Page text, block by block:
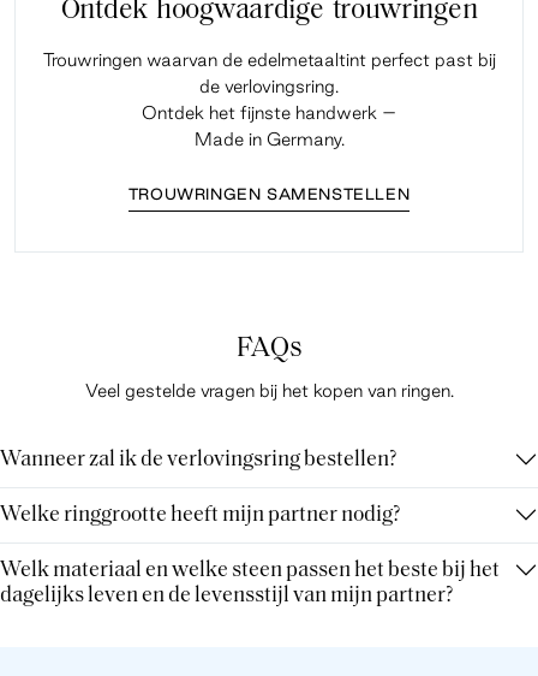
Ontdek hoogwaardige trouwringen
Trouwringen waarvan de edelmetaaltint perfect past bij
de verlovingsring.
Ontdek het fijnste handwerk –
Made in Germany.
TROUWRINGEN SAMENSTELLEN
FAQs
Veel gestelde vragen bij het kopen van ringen.
Wanneer zal ik de verlovingsring bestellen?
Welke ringgrootte heeft mijn partner nodig?
Welk materiaal en welke steen passen het beste bij het
dagelijks leven en de levensstijl van mijn partner?